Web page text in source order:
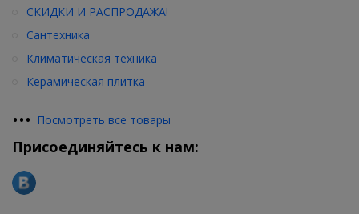
СКИДКИ И РАСПРОДАЖА!
Сантехника
Климатическая техника
Керамическая плитка
••• Посмотреть все товары
Присоединяйтесь к нам: